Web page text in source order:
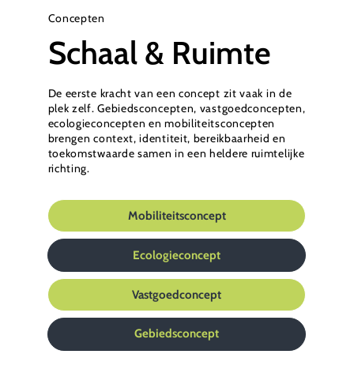
Concepten
Schaal & Ruimte
De eerste kracht van een concept zit vaak in de
plek zelf. Gebiedsconcepten, vastgoedconcepten,
ecologieconcepten en mobiliteitsconcepten
brengen context, identiteit, bereikbaarheid en
toekomstwaarde samen in een heldere ruimtelijke
richting.
Mobiliteitsconcept
Ecologieconcept
Vastgoedconcept
Gebiedsconcept